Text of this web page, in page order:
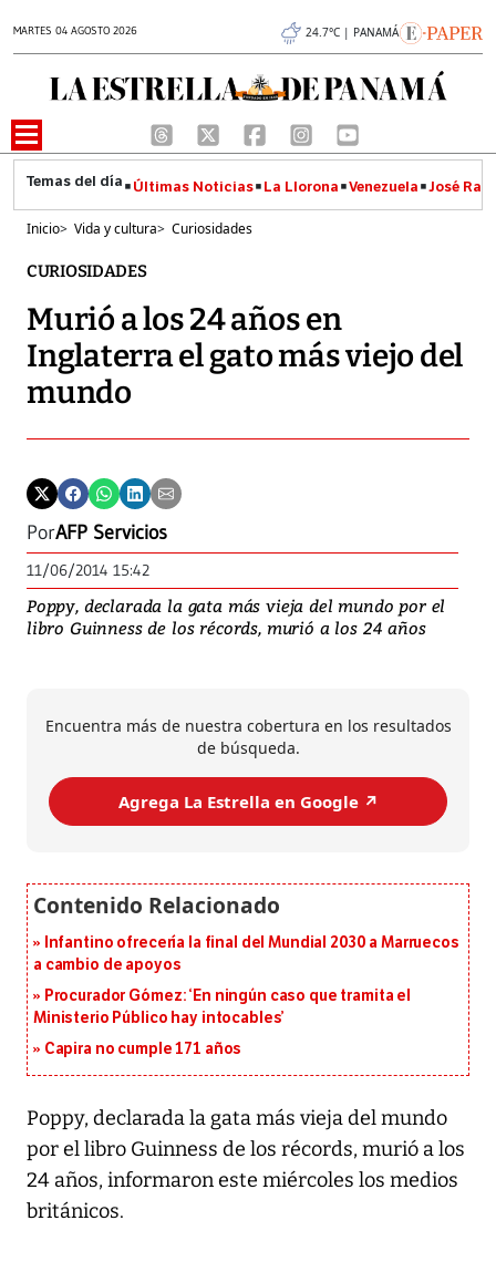
MARTES 04 AGOSTO 2026 24.7°C | PANAMÁ
Últimas Noticias La Llorona Venezuela José
Inicio> Vida y cultura> Curiosidades
CURIOSIDADES
Murió a los 24 años en
Inglaterra el gato más viejo del
mundo
PorAFP Servicios
11/06/2014 15:42
Poppy, declarada la gata más vieja del mundo por el
libro Guinness de los récords, murió a los 24 años
Encuentra más de nuestra cobertura en los resultados
de búsqueda.
Agrega La Estrella en Google ↗️
Infantino ofrecería la final del Mundial 2030 a Marruecos
a cambio de apoyos
Procurador Gómez: ‘En ningún caso que tramita el
Ministerio Público hay intocables’
Capira no cumple 171 años
Poppy, declarada la gata más vieja del mundo
por el libro Guinness de los récords, murió a los
24 años, informaron este miércoles los medios
británicos.